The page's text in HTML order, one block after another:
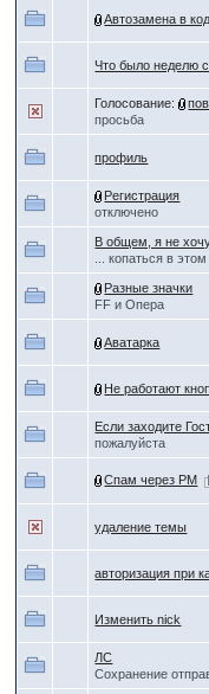
Автозамена в
Что было неделю
Голосование:
просьба
профиль
Регистрация
отключено
В общем, я не
... копаться в этом
Разные значки
FF и Опера
Аватарка
Не работают
Если заходите
пожалуйста
Спам через PM
удаление темы
авторизация при
Изменить nick
ЛС
Сохранение